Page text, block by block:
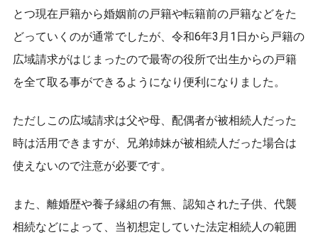
とつ現在戸籍から婚姻前の戸籍や転籍前の戸籍などをた
どっていくのが通常でしたが、令和6年3月1日から戸籍の
広域請求がはじまったので最寄の役所で出生からの戸籍
を全て取る事ができるようになり便利になりました。
ただしこの広域請求は父や母、配偶者が被相続人だった
時は活用できますが、兄弟姉妹が被相続人だった場合は
使えないので注意が必要です。
また、離婚歴や養子縁組の有無、認知された子供、代襲
相続などによって、当初想定していた法定相続人の範囲